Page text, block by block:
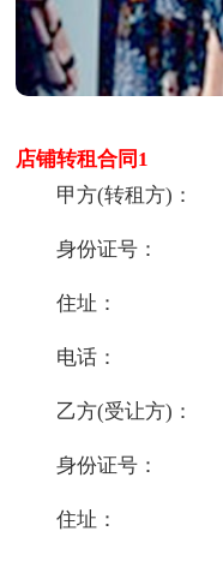
店铺转租合同1
甲方(转租方)：
身份证号：
住址：
电话：
乙方(受让方)：
身份证号：
住址：